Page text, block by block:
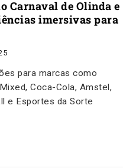
Carnaval de Olinda e
imersivas para
para marcas como
Coca-Cola, Amstel,
e Esportes da Sorte